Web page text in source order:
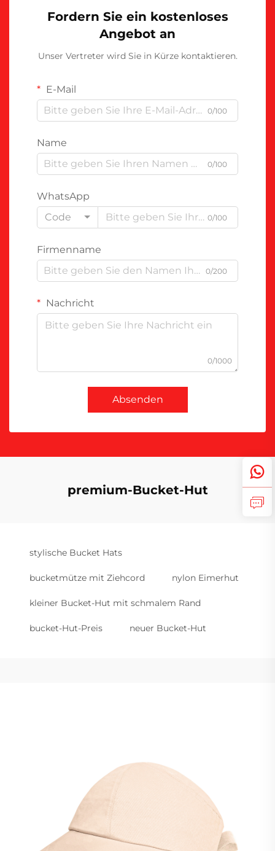
Fordern Sie ein kostenloses
Angebot an
Unser Vertreter wird Sie in Kürze kontaktieren.
E-Mail
0/100
Name
0/100
WhatsApp
Code
0/100
Firmenname
0/200
Nachricht
0/1000
Absenden
premium-Bucket-Hut
stylische Bucket Hats
bucketmütze mit Ziehcord nylon Eimerhut
kleiner Bucket-Hut mit schmalem Rand
bucket-Hut-Preis neuer Bucket-Hut